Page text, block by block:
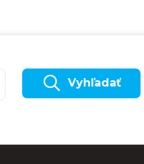
Vyhľadať